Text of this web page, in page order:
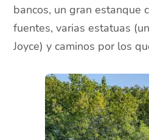
bancos, un gran estanque
fuentes, varias estatuas
Joyce) y caminos por los